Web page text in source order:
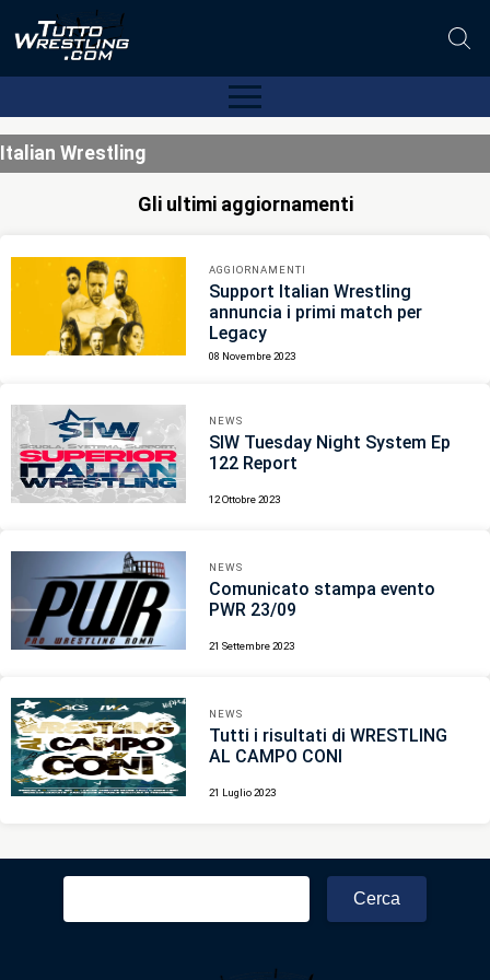
Italian Wrestling
Gli ultimi aggiornamenti
AGGIORNAMENTI
Support Italian Wrestling
annuncia i primi match per
Legacy
08 Novembre 2023
NEWS
SIW Tuesday Night System Ep
122 Report
12 Ottobre 2023
NEWS
Comunicato stampa evento
PWR 23/09
21 Settembre 2023
NEWS
Tutti i risultati di WRESTLING
AL CAMPO CONI
21 Luglio 2023
Ricerca